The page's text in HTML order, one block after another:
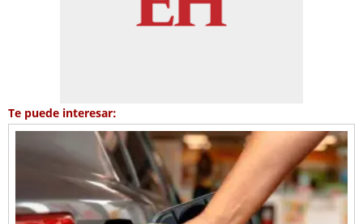
Te puede interesar: